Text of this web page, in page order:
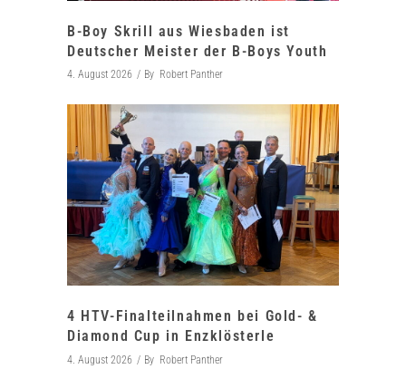
B-Boy Skrill aus Wiesbaden ist
Deutscher Meister der B-Boys Youth
4. August 2026 By Robert Panther
4 HTV-Finalteilnahmen bei Gold- &
Diamond Cup in Enzklösterle
4. August 2026 By Robert Panther